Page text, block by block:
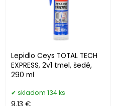
Lepidlo Ceys TOTAL TECH
EXPRESS, 2v1 tmel, šedé,
290 ml
skladom 134 ks